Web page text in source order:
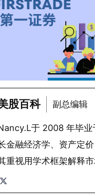
股百科 副总编辑
于 2008 年毕业
金融经济学、资产定
重视用学术框架解释